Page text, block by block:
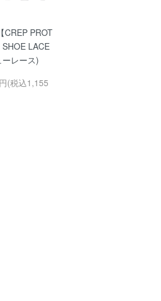
【CREP PROT
SHOE LACE
レース)
(税込1,155